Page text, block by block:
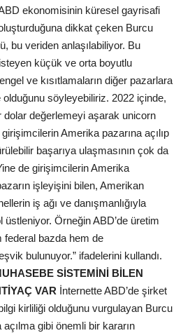
ekonomisinin küresel gayrisafi
dikkat çeken Burcu
bu veriden anlaşılabiliyor. Bu
küçük ve orta boyutlu
ve kısıtlamaların diğer pazarlara
söyleyebiliriz. 2022 içinde,
dolar değerlemeyi aşarak unicorn
Amerika pazarına açılıp
başarıya ulaşmasının çok da
de girişimcilerin Amerika
işleyişini bilen, Amerikan
iş ağı ve danışmanlığıyla
üstleniyor. Örneğin ABD’de üretim
federal bazda hem de
bulunuyor.” ifadelerini kullandı.
SİSTEMİNİ BİLEN
VAR İnternette ABD’de şirket
kirliliği olduğunu vurgulayan Burcu
gibi önemli bir kararın